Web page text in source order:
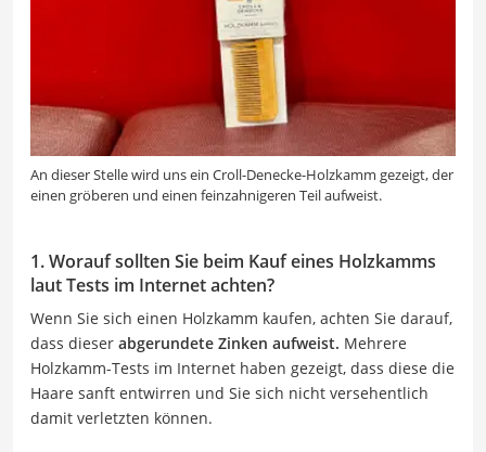
An dieser Stelle wird uns ein Croll-Denecke-Holzkamm gezeigt, der
einen gröberen und einen feinzahnigeren Teil aufweist.
1. Worauf sollten Sie beim Kauf eines Holzkamms
laut Tests im Internet achten?
Wenn Sie sich einen Holzkamm kaufen, achten Sie darauf,
dass dieser abgerundete Zinken aufweist. Mehrere
Holzkamm-Tests im Internet haben gezeigt, dass diese die
Haare sanft entwirren und Sie sich nicht versehentlich
damit verletzten können.